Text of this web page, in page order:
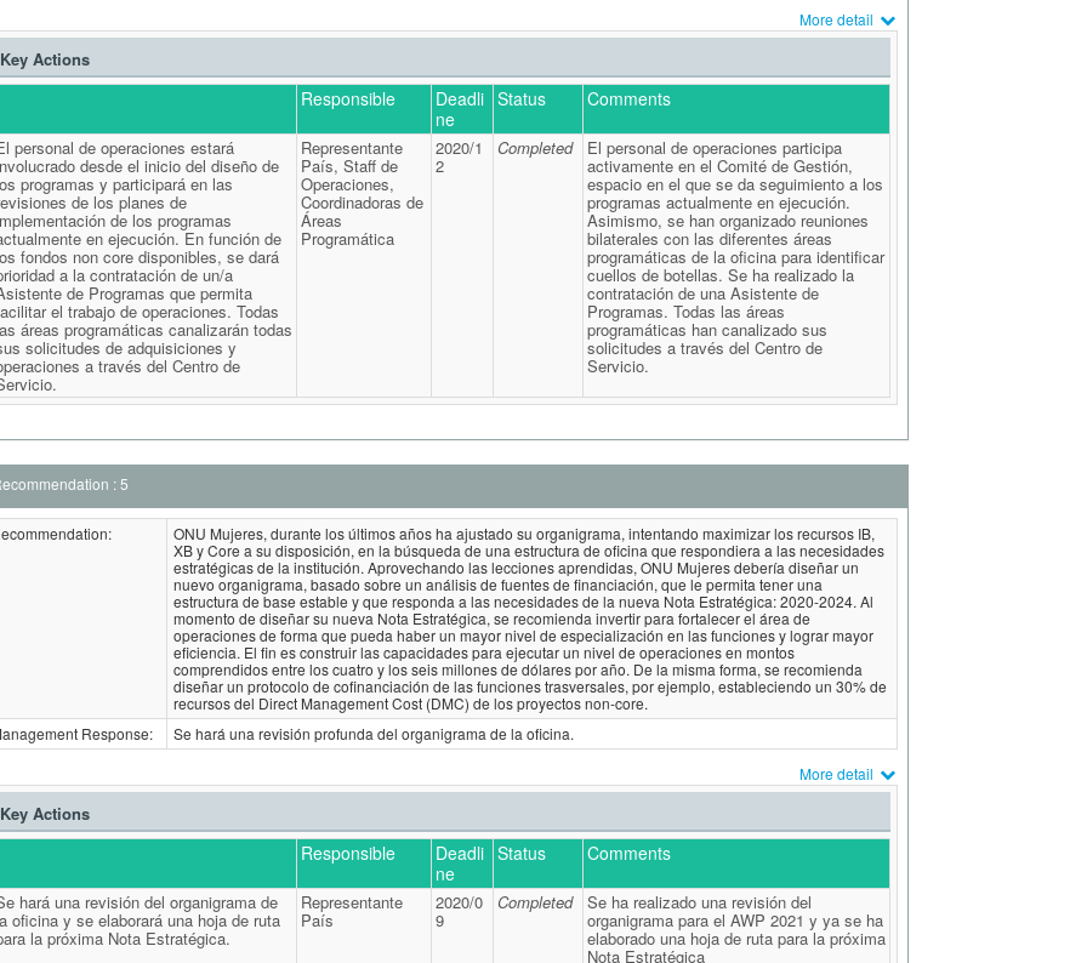
More detail
Key Actions
Responsible
Deadli
ne
Status Comments
personal de operaciones estará
desde el inicio del diseño de
programas y participará en las
de los planes de
de los programas
en ejecución. En función de
fondos non core disponibles, se dará
a la contratación de un/a
de Programas que permita
el trabajo de operaciones. Todas
áreas programáticas canalizarán todas
solicitudes de adquisiciones y
a través del Centro de
Representante
País, Staff de
Operaciones,
Coordinadoras de
Áreas
Programática
2020/1
2
Completed El personal de operaciones participa
activamente en el Comité de Gestión,
espacio en el que se da seguimiento a los
programas actualmente en ejecución.
Asimismo, se han organizado reuniones
bilaterales con las diferentes áreas
programáticas de la oficina para identificar
cuellos de botellas. Se ha realizado la
contratación de una Asistente de
Programas. Todas las áreas
programáticas han canalizado sus
solicitudes a través del Centro de
Servicio.
: 5
ONU Mujeres, durante los últimos años ha ajustado su organigrama, intentando maximizar los recursos IB,
XB y Core a su disposición, en la búsqueda de una estructura de oficina que respondiera a las necesidades
estratégicas de la institución. Aprovechando las lecciones aprendidas, ONU Mujeres debería diseñar un
nuevo organigrama, basado sobre un análisis de fuentes de financiación, que le permita tener una
estructura de base estable y que responda a las necesidades de la nueva Nota Estratégica: 2020-2024. Al
momento de diseñar su nueva Nota Estratégica, se recomienda invertir para fortalecer el área de
operaciones de forma que pueda haber un mayor nivel de especialización en las funciones y lograr mayor
eficiencia. El fin es construir las capacidades para ejecutar un nivel de operaciones en montos
comprendidos entre los cuatro y los seis millones de dólares por año. De la misma forma, se recomienda
diseñar un protocolo de cofinanciación de las funciones trasversales, por ejemplo, estableciendo un 30% de
recursos del Direct Management Cost (DMC) de los proyectos non-core.
Response:
Se hará una revisión profunda del organigrama de la oficina.
More detail
Key Actions
Responsible
Deadli
ne
Status Comments
hará una revisión del organigrama de
oficina y se elaborará una hoja de ruta
la próxima Nota Estratégica.
Representante
País
2020/0
9
Completed Se ha realizado una revisión del
organigrama para el AWP 2021 y ya se ha
elaborado una hoja de ruta para la próxima
Nota Estratégica